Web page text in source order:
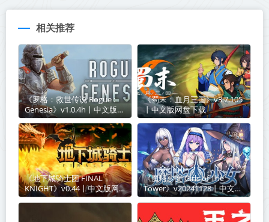
相关推荐
《罗格：救世传说 Rogue :
Genesia》v1.0.4h丨中文版网
盘下载
《蜀末：血月三国》v3.7.105
丨中文版网盘下载
《地下城骑士团 FINAL
KNIGHT》v0.44丨中文版网
盘下载
《​魔塔少女 Girls of The
Tower》v20241128丨中文版
网盘下载